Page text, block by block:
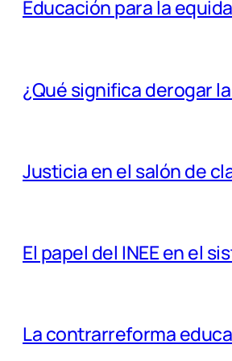
Educación para la
¿Qué significa derogar
Justicia en el salón de
El papel del INEE en el
La contrarreforma